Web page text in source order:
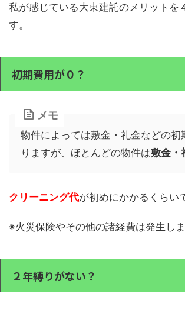
私が感じている大東建託のメリットを
す。
初期費用が０？
メモ
物件によっては敷金・礼金などの初
りますが、ほとんどの物件は敷金・
クリーニング代が初めにかかるくらい
※火災保険やその他の諸経費は発生しま
２年縛りがない？